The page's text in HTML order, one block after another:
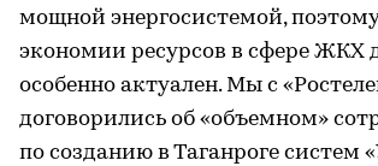
мощной энергосистемой,
экономии ресурсов в сфере ЖКХ
особенно актуален. Мы с
договорились об «объемном»
по созданию в Таганроге систем